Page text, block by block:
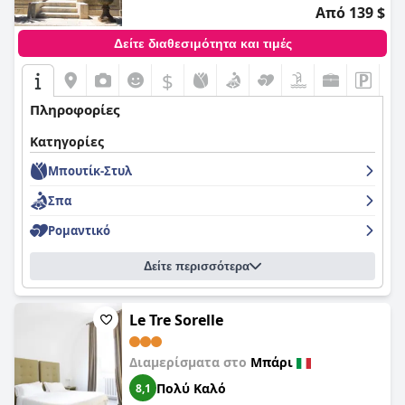
ικανότητές τους και τον αποτελεσματικό χειρισμό των
αιτημάτων τους, ενισχύοντας τη συνολική εμπειρία
φιλοξενίας. Η ζεστή και εξυπηρετική συμπεριφορά του
προσωπικού συμβάλλει σημαντικά στις θετικές κριτικές.
Το WiFi στο
Hotel La Baiaλαμβάνει ανάμεικτες κριτικές. Αν και
ασφαλές και μερικές φορές αξιόπιστο, η σύνδεση συχνά
πάσχει από αδύναμο σήμα, συχνές αποσυνδέσεις και την
ταλαιπωρία του να χρειάζεστε καθημερινά νέους κωδικούς
από τη ρεσεψιόν.
Οι χώροι στάθμευσης αξιολογούνται θετικά ως δωρεάν και
εύκολα προσβάσιμοι, τόσο εντός όσο και εκτός των
εγκαταστάσεων. Ο ασφαλής χώρος στάθμευσης,
συμπεριλαμβανομένου ενός κλειστού γκαράζ με κάμερες,
ευκολία για όσους ταξιδεύουν με αυτοκίνητο.
Τα επίπεδα άνεσης των κρεβατιών ποικίλλουν με πολλούς
επισκέπτες να τα βρίσκουν άνετα, ενώ άλλοι αναφέρουν
σκληρά ή ξεπερασμένα στρώματα. Η καθαριότητα των
κλινοσκεπασμάτων λαμβάνει γενικά θετικά σχόλια, παρά τα
περιστασιακά παράπονα για βρώμικα σεντόνια ή σεντόνια
που μυρίζουν μούχλα.
Από 139 $
Δείτε διαθεσιμότητα και τιμές
$
Πληροφορίες
Κατηγορίες
Μπουτίκ-Στυλ
Σπα
Ρομαντικό
Δείτε περισσότερα
Le Tre Sorelle
Διαμερίσματα στο Μπάρι
8,1 Πολύ Καλό